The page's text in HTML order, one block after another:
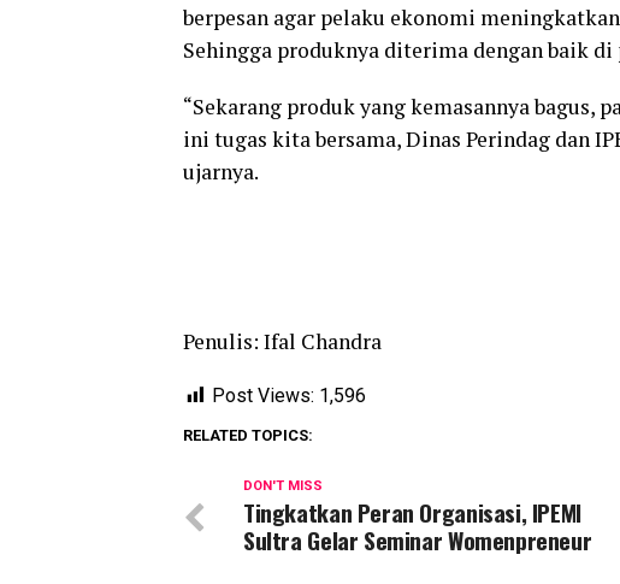
berpesan agar pelaku ekonomi
Sehingga produknya diterima dengan baik di
“Sekarang produk yang kemasannya bagus,
ini tugas kita bersama, Dinas Perindag dan
ujarnya.
Penulis: Ifal Chandra
Post Views: 1,596
RELATED TOPICS:
DON'T MISS
Tingkatkan Peran Organisasi, IPEMI
Sultra Gelar Seminar Womenpreneur